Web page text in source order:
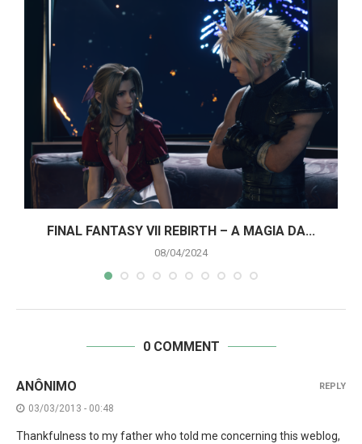
FINAL FANTASY VII REBIRTH – A MAGIA DA...
08/04/2024
0 COMMENT
ANÔNIMO
03/03/2013 - 00:48
Thankfulness to my father who told me concerning this weblog,
REPLY